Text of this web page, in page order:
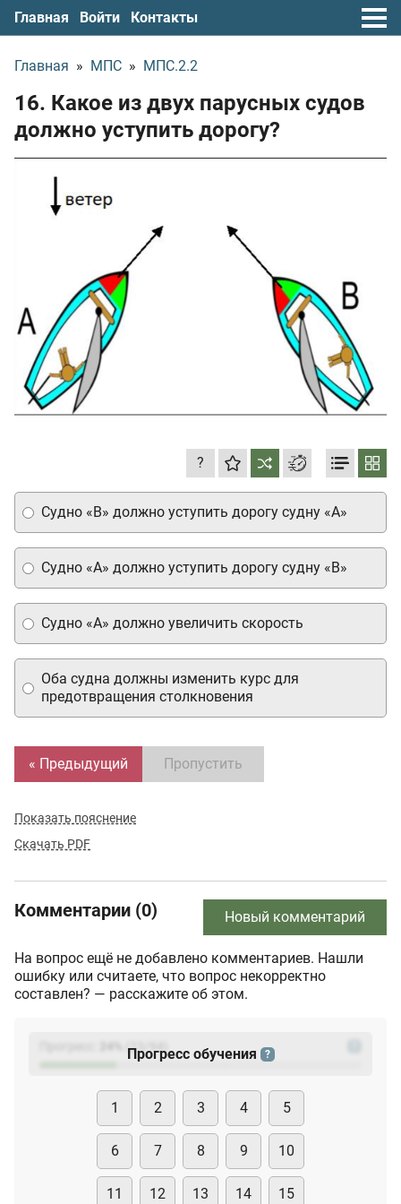
Главная Войти Контакты
Главная » МПС » МПС.2.2
16. Какое из двух парусных судов
должно уступить дорогу?
?
Судно «В» должно уступить дорогу судну «А»
Судно «А» должно уступить дорогу судну «В»
Оба судна должны изменить курс для
предотвращения столкновения
Судно «А» должно увеличить скорость
« Предыдущий Пропустить
Показать пояснение
Скачать PDF
Комментарии (0) Новый комментарий
На вопрос ещё не добавлено комментариев. Нашли
ошибку или считаете, что вопрос некорректно
составлен? — расскажите об этом.
(23
Прогресс обучения ?
1 2 3 4 5
6 7 8 9 10
11 12 13 14 15